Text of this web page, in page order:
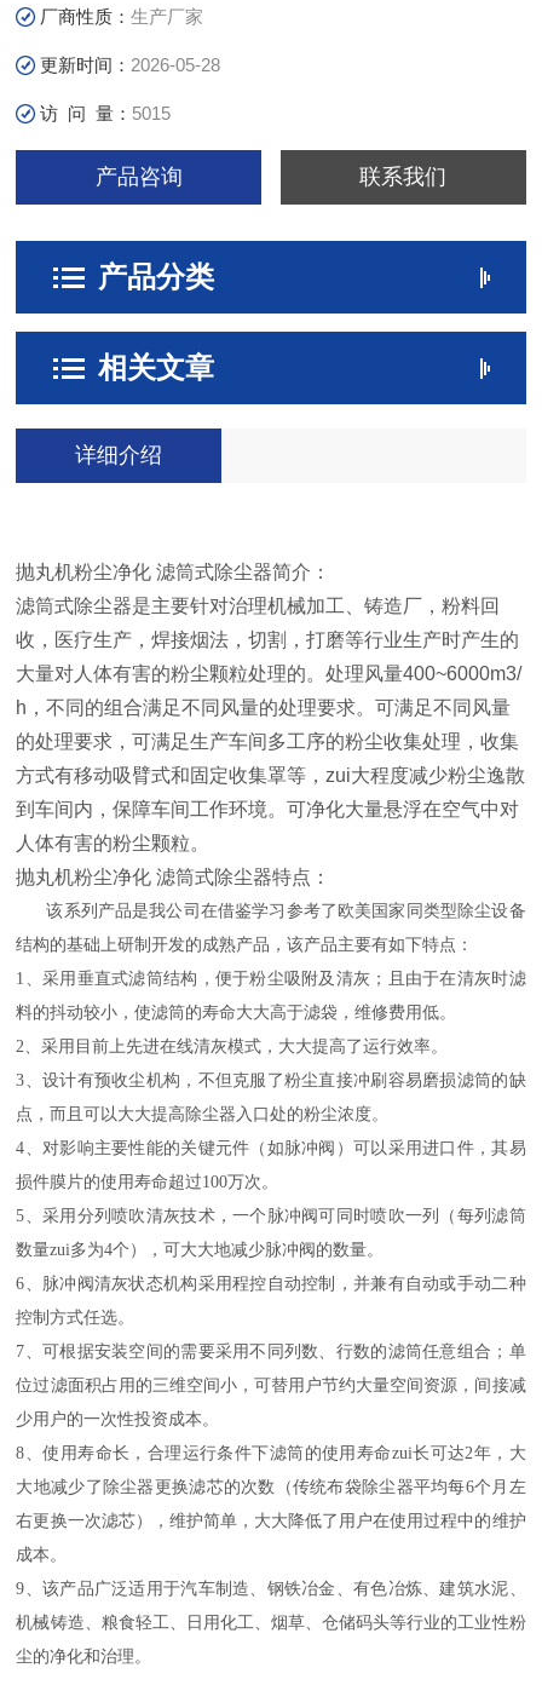
厂商性质：生产厂家
更新时间： 2026-05-28
访 问 量： 5015
产品咨询 联系我们
产品分类
相关文章
详细介绍
抛丸机粉尘净化 滤筒式除尘器简介：
滤筒式除尘器是主要针对治理机械加工、铸造厂，粉料回
收，医疗生产，焊接烟法，切割，打磨等行业生产时产生的
大量对人体有害的粉尘颗粒处理的。处理风量400~6000m3/
h，不同的组合满足不同风量的处理要求。可满足不同风量
的处理要求，可满足生产车间多工序的粉尘收集处理，收集
方式有移动吸臂式和固定收集罩等，zui大程度减少粉尘逸散
到车间内，保障车间工作环境。可净化大量悬浮在空气中对
人体有害的粉尘颗粒。
抛丸机粉尘净化 滤筒式除尘器特点：
该系列产品是我公司在借鉴学习参考了欧美国家同类型除尘设备
结构的基础上研制开发的成熟产品，该产品主要有如下特点：
1、采用垂直式滤筒结构，便于粉尘吸附及清灰；且由于在清灰时滤
料的抖动较小，使滤筒的寿命大大高于滤袋，维修费用低。
2、采用目前上先进在线清灰模式，大大提高了运行效率。
3、设计有预收尘机构，不但克服了粉尘直接冲刷容易磨损滤筒的缺
点，而且可以大大提高除尘器入口处的粉尘浓度。
4、对影响主要性能的关键元件（如脉冲阀）可以采用进口件，其易
损件膜片的使用寿命超过100万次。
5、采用分列喷吹清灰技术，一个脉冲阀可同时喷吹一列（每列滤筒
数量zui多为4个），可大大地减少脉冲阀的数量。
6、脉冲阀清灰状态机构采用程控 自动控制，并兼有自动或手动二种
控制方式任选。
7、可根据安装空间的需要采用不同列数、行数的滤筒任意组合；单
位过滤面积占用的三维空间小，可替用户节约大量空间资源，间接减
少用户的一次性投资成本。
8、使用寿命长， 合理运行条件下滤筒的使用寿命zui长可达2年，大
大地减少了除尘器更换滤芯的次数（传统布袋除尘器平均每6个月左
右更换一次滤芯），维护简单，大大降低了用户在使用过程中的维护
成本。
9、该产品广泛适用于汽车制造、 钢铁冶金、有色冶炼、建筑水泥、
机械铸造、粮食轻工、日用化工、烟草、仓储码头等行业的工业性粉
尘的净化和治理。